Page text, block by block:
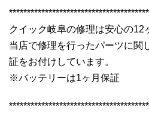
クイック岐阜の修理は安心の12
当店で修理を行ったパーツに関
証をお付けしています。
※バッテリーは1ヶ月保証